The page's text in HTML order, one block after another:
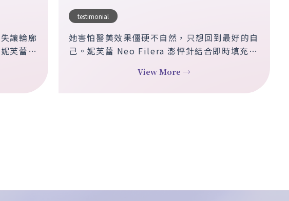
讓輪廓
芙蕾
際醫學
從鬆垮
testimonial
她害怕醫美效果僵硬不自然，只想回到最好的自
己。妮芙蕾 Neo Filera 澎怦針結合即時填充與
光澤。顆粒細緻、分布均勻，效果靜態動態皆自
然靈動，帶來真實且持久的回春體驗。
View More →